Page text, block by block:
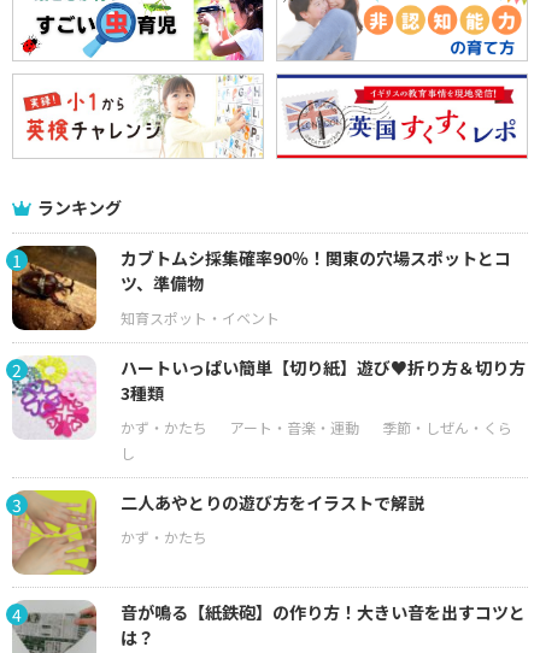
ランキング
1
カブトムシ採集確率90％！関東の穴場スポットとコ
ツ、準備物
2
ハートいっぱい簡単【切り紙】遊び♥折り方＆切り方
3種類
3 二人あやとりの遊び方をイラストで解説
4
音が鳴る【紙鉄砲】の作り方！大きい音を出すコツと
は？